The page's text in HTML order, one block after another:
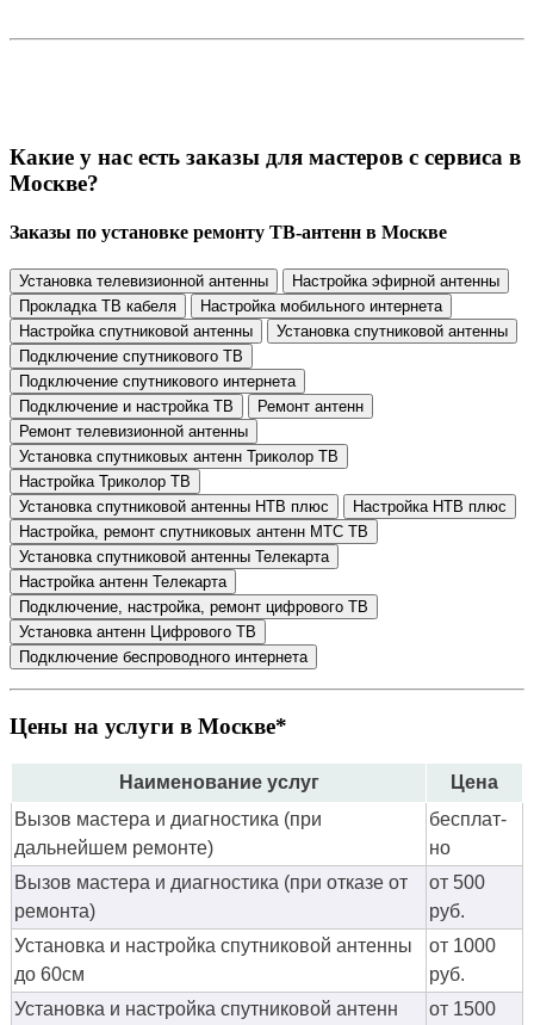
Какие у нас есть заказы для мастеров с сервиса в
Москве?
Заказы по установке ремонту ТВ-антенн в Москве
Установка телевизионной антенны
Настройка эфирной антенны
Прокладка ТВ кабеля
Настройка мобильного интернета
Настройка спутниковой антенны
Установка спутниковой антенны
Подключение спутникового ТВ
Подключение спутникового интернета
Подключение и настройка ТВ
Ремонт антенн
Ремонт телевизионной антенны
Установка спутниковых антенн Триколор ТВ
Настройка Триколор ТВ
Установка спутниковой антенны НТВ плюс
Настройка НТВ плюс
Настройка, ремонт спутниковых антенн МТС ТВ
Установка спутниковой антенны Телекарта
Настройка антенн Телекарта
Подключение, настройка, ремонт цифрового ТВ
Установка антенн Цифрового ТВ
Подключение беспроводного интернета
Цены на услуги в Москве*
Наименование услуг
Цена
Вызов мастера и диагностика (при
дальнейшем ремонте)
бес­плат­
но
Вызов мастера и диагностика (при отказе от
ремонта)
от 500
руб.
Установка и настройка спутниковой антенны
до 60см
от 1000
руб.
Установка и настройка спутниковой антенн
от 1500